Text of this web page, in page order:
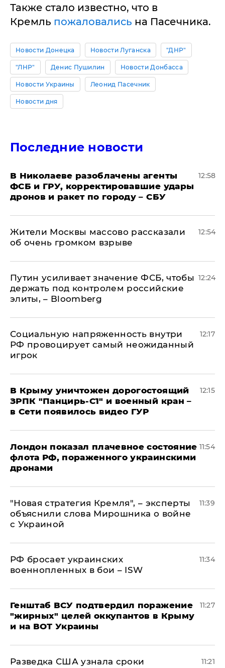
Также стало известно, что в
Кремль пожаловались на Пасечника.
Новости Донецка Новости Луганска "ДНР"
"ЛНР" Денис Пушилин Новости Донбасса
Новости Украины Леонид Пасечник
Новости дня
Последние новости
В Николаеве разоблачены агенты
ФСБ и ГРУ, корректировавшие удары
дронов и ракет по городу – СБУ
12:58
Жители Москвы массово рассказали
об очень громком взрыве
12:54
Путин усиливает значение ФСБ, чтобы
держать под контролем российские
элиты, – Bloomberg
12:24
Социальную напряженность внутри
РФ провоцирует самый неожиданный
игрок
12:17
В Крыму уничтожен дорогостоящий
ЗРПК "Панцирь-С1" и военный кран –
в Сети появилось видео ГУР
12:15
Лондон показал плачевное состояние
флота РФ, пораженного украинскими
дронами
11:54
"Новая стратегия Кремля", – эксперты
объяснили слова Мирошника о войне
с Украиной
11:39
РФ бросает украинских
военнопленных в бои – ISW
11:34
Генштаб ВСУ подтвердил поражение
"жирных" целей оккупантов в Крыму
и на ВОТ Украины
11:27
Разведка США узнала сроки
11:21